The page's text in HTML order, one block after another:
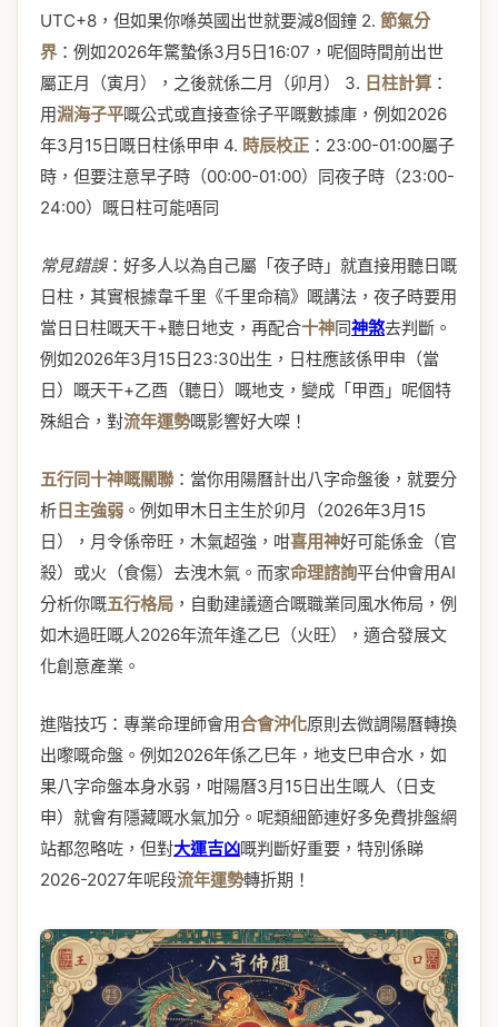
UTC+8，但如果你喺英國出世就要減8個鐘 2. 節氣分
界：例如2026年驚蟄係3月5日16:07，呢個時間前出世
屬正月（寅月），之後就係二月（卯月） 3. 日柱計算 ：
用淵海子平嘅公式或直接查徐子平嘅數據庫，例如2026
年3月15日嘅日柱係甲申 4. 時辰校正 ：23:00-01:00屬子
時，但要注意早子時（00:00-01:00）同夜子時（23:00-
24:00）嘅日柱可能唔同
常見錯誤：好多人以為自己屬「夜子時」就直接用聽日嘅
日柱，其實根據韋千里《千里命稿》嘅講法，夜子時要用
當日日柱嘅天干+聽日地支，再配合十神同神煞去判斷。
例如2026年3月15日23:30出生，日柱應該係甲申（當
日）嘅天干+乙酉（聽日）嘅地支，變成「甲酉」呢個特
殊組合，對流年運勢嘅影響好大㗎！
五行同十神嘅關聯：當你用陽曆計出八字命盤後，就要分
析日主強弱 。例如甲木日主生於卯月（2026年3月15
日），月令係帝旺，木氣超強，咁喜用神好可能係金（官
殺）或火（食傷）去洩木氣。而家命理諮詢平台仲會用AI
分析你嘅五行格局 ，自動建議適合嘅職業同風水佈局，例
如木過旺嘅人2026年流年逢乙巳（火旺），適合發展文
化創意產業。
進階技巧：專業命理師會用合會沖化原則去微調陽曆轉換
出嚟嘅命盤。例如2026年係乙巳年，地支巳申合水，如
果八字命盤本身水弱，咁陽曆3月15日出生嘅人（日支
申）就會有隱藏嘅水氣加分。呢類細節連好多免費排盤網
站都忽略咗，但對大運吉凶嘅判斷好重要，特別係睇
2026-2027年呢段流年運勢轉折期！